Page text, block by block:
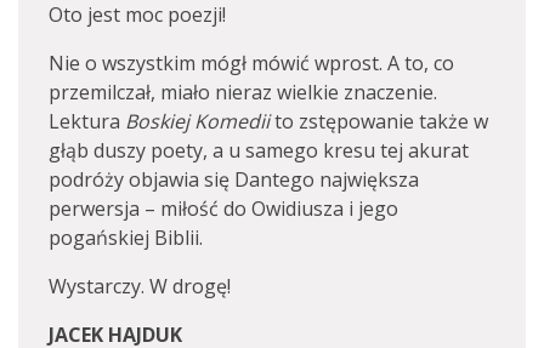
Oto jest moc poezji!
Nie o wszystkim mógł mówić wprost. A to, co
przemilczał, miało nieraz wielkie znaczenie.
Lektura Boskiej Komediito zstępowanie także w
głąb duszy poety, a u samego kresu tej akurat
podróży objawia się Dantego największa
perwersja – miłość do Owidiusza i jego
pogańskiej Biblii.
Wystarczy. W drogę!
JACEK HAJDUK